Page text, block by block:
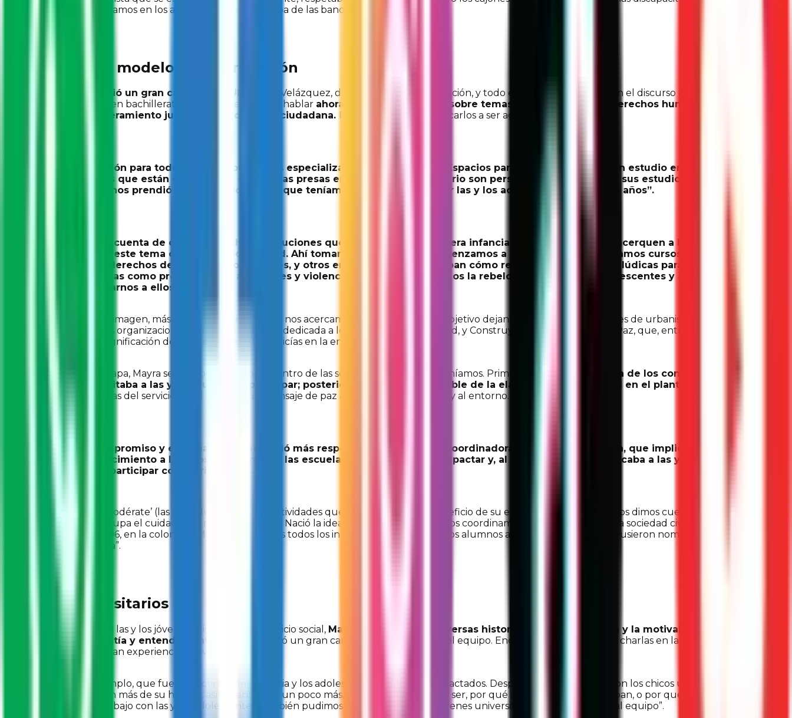
color rojo, que colocábamos en los autos estacionados arriba de las banquetas, por ejemplo.
Nace el nuevo modelo de intervención
Un año después surgió un gran cambio en SUMA.
Iván Velázquez, director de esta organización, y todo el equipo transformaron el discurso dirigido a las y los niños
en primarias o jóvenes en bachillerato y nivel superior, para hablar ahora a las adolescencias sobre temas de cultura de paz, derechos humanos, prevención
de violencia, empoderamiento juvenil y participación ciudadana.
Nos acercamos a convocarlos a ser agentes de cambio.
“Fue una evolución para todos. Cuando buscamos especializarnos, Construyendo Espacios para la Paz nos ofreció un estudio en el que señala
que las personas que están en el tutelar o personas presas en el centro penitenciario son personas que desertaron sus estudios en el nivel
secundaria. Eso nos prendió una alerta acerca de que teníamos que hacer algo por las y los adolescentes de 13 a 15 años”.
“También nos dimos cuenta de que hay muchas instituciones que se acercan a la primera infancia, pero no quienes se acerquen a las y los
adolescentes. Vimos este tema como una oportunidad. Ahí tomamos las riendas y comenzamos a especializarnos. Tomamos cursos relacionados a
derechos humanos, derechos de las y los adolescentes, y otros en los que nos enseñaban cómo realizar capacitaciones lúdicas para las y los
adolescentes en temas como prevención de adicciones y violencia, etcétera. Entendimos la rebeldía natural de los adolescentes y así aprendimos
también cómo acercarnos a ellos”.
A través de una nueva imagen, más fresca y colorida, SUMA nos acercamos a nuestro público objetivo dejando de lado las actividades de urbanismo, pues en ese
momento nacieron dos organizaciones hermanas: Mapasin, dedicada a lo relacionado a movilidad, y Construyendo Espacios para la Paz, que, entre sus objetivos
persigue también la dignificación de la labor de las y los policías en la entidad.
Durante esta nueva etapa, Mayra se incorporó al trabajo dentro de las secundarias que interveníamos. Primero como
organizadora de los concursos de dibujo por
la paz, con lo que invitaba a las y los alumnos a participar; posteriormente era responsable de la elaboración de un mural en el plantel,
alumnos y los brigadistas del servicio social ofrecían un mensaje de paz a la comunidad escolar y al entorno.
Debido a su compromiso y entrega, Mayra adquirió más responsabilidades como coordinadora operativa y ejecutiva, que implicaba una visita y
labor de convencimiento a las y los directores de las escuelas que buscábamos impactar y, al mismo tiempo, convocaba a las y los
universitarios a participar como brigadistas.
“Con la estrategia ‘Empodérate’ (las y los alumnos eligen actividades que emprenderán en beneficio de su escuela o comunidad), nos dimos cuenta que a los
adolescentes les preocupa el cuidado del medio ambiente. Nació la idea de una arborización, nos coordinamos con organismos de la sociedad civil que nos donaron los
árboles. Fue en la ETI 96, en la colonia El Mirador. Estuvimos todos los integrantes del equipo. Los alumnos adoptaron un árbol, le pusieron nombres; fue una
experiencia muy bonita”.
SUMA y universitarios
Durante su trabajo con las y los jóvenes brigadistas del servicio social, Mayra pudo conocer diversas historias que la conmovían y la motivaban a promover un
mayor respeto, empatía y entendimiento,
lo que generó un gran cambio positivo dentro del equipo. Encontró que durante las charlas en las secundarias, los
universitarios compartían experiencias de vida dolorosas.
“Comentaban, por ejemplo, que fueron víctimas de violencia y los adolescentes quedaban impactados. Después yo me acercaba con los chicos universitarios y les
pedía que me contaran más de su historia, así los entendía un poco más, entendía su forma de ser, por qué actuaban como actuaban, o por qué eran tan callados.
Centrándonos en el trabajo con las y los adolescentes, también pudimos llegar a estos otros jóvenes universitarios que integraban al equipo”.